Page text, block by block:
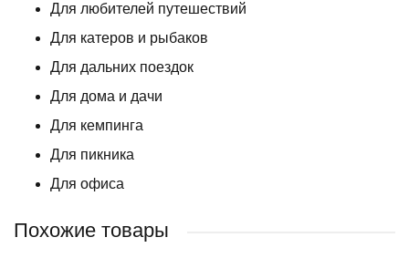
Для любителей путешествий
Для катеров и рыбаков
Для дальних поездок
Для дома и дачи
Для кемпинга
Для пикника
Для офиса
Похожие товары